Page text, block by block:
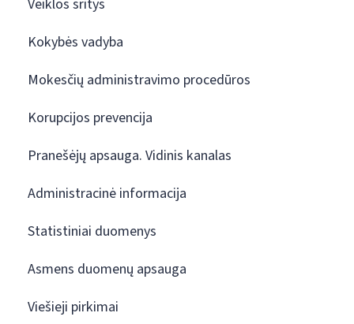
Veiklos sritys
Kokybės vadyba
Mokesčių administravimo procedūros
Korupcijos prevencija
Pranešėjų apsauga. Vidinis kanalas
Administracinė informacija
Statistiniai duomenys
Asmens duomenų apsauga
Viešieji pirkimai